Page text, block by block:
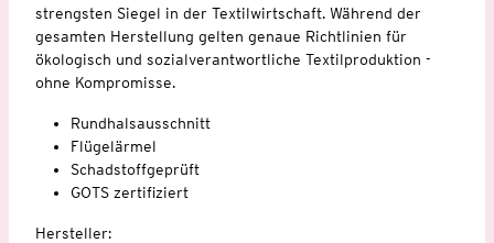
strengsten Siegel in der Textilwirtschaft. Während der
gesamten Herstellung gelten genaue Richtlinien für
ökologisch und sozialverantwortliche Textilproduktion -
ohne Kompromisse.
Rundhalsausschnitt
Flügelärmel
Schadstoffgeprüft
GOTS zertifiziert
Hersteller: